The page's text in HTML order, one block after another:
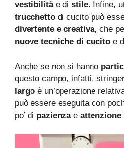
vestibilitàe di stile. Infine,
trucchetto di cucito può
divertente e creativa, che
nuove tecniche di cucito e
Anche se non si hanno
questo campo, infatti,
largo è un’operazione
può essere eseguita con
po’ di pazienza e attenzione